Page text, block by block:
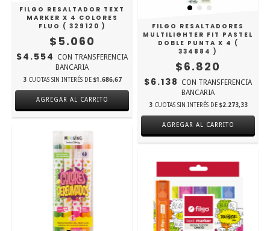
FILGO RESALTADOR TEXT
MARKER X 4 COLORES
FLUO ( 329120 )
$5.060
$4.554 CON TRANSFERENCIA
BANCARIA
3 CUOTAS SIN INTERÉS DE $1.686,67
FILGO RESALTADORES
MULTILIGHTER FIT PASTEL
DOBLE PUNTA X 4 (
334884 )
$6.820
$6.138 CON TRANSFERENCIA
BANCARIA
3 CUOTAS SIN INTERÉS DE $2.273,33